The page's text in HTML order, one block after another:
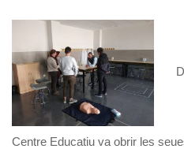
Centre Educatiu va obrir les